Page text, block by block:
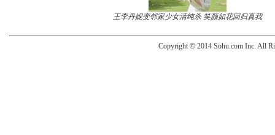
王李丹妮变邻家少女清纯杀 笑颜如花回归真我
Copyright © 2014 Sohu.com Inc. All